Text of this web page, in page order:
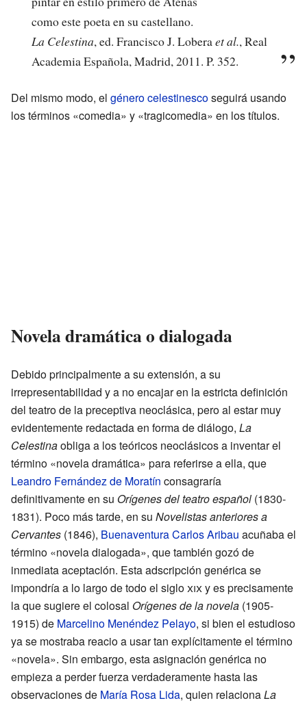
como este poeta en su castellano.
La Celestina, ed. Francisco J. Loberaet al., Real
Academia Española, Madrid, 2011. P. 352.
Del mismo modo, el género celestinescoseguirá usando
los términos «comedia» y «tragicomedia» en los títulos.
Novela dramática o dialogada
Debido principalmente a su extensión, a su
irrepresentabilidad y a no encajar en la estricta definición
del teatro de la preceptiva neoclásica, pero al estar muy
evidentemente redactada en forma de diálogo, La
Celestinaobliga a los teóricos neoclásicos a inventar el
término «novela dramática» para referirse a ella, que
Leandro Fernández de Moratín consagraría
definitivamente en su Orígenes del teatro español (1830-
1831). Poco más tarde, en su Novelistas anteriores a
Cervantes (1846), Buenaventura Carlos Aribau acuñaba el
término «novela dialogada», que también gozó de
inmediata aceptación. Esta adscripción genérica se
impondría a lo largo de todo el sigloxix y es precisamente
la que sugiere el colosal Orígenes de la novela (1905-
1915) de Marcelino Menéndez Pelayo, si bien el estudioso
ya se mostraba reacio a usar tan explícitamente el término
«novela». Sin embargo, esta asignación genérica no
empieza a perder fuerza verdaderamente hasta las
observaciones de María Rosa Lida, quien relacionaLa